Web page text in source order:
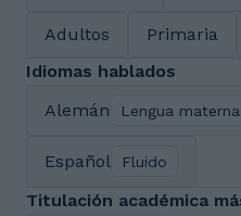
Adultos Primaria
Idiomas hablados
Alemán
Lengua materna
Español Fluido
Titulación académica